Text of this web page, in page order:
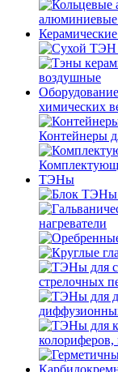
алюминиевые
воздушные
химических
Контейнеры
ТЭНы
нагреватели
стрелочных
колориферов,